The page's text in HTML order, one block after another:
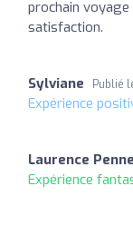
prochain
satisfaction.
Sylviane Publié
Expérience
Laurence
Expérience